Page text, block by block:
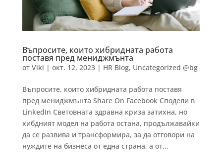
Въпросите, които хибридната работа
поставя пред мениджмънта
от Viki | окт. 12, 2023| HR Blog, Uncategorized @bg
Въпросите, които хибридната работа поставя
пред мениджмънта Share On Facebook Сподели в
LinkedIn Световната здравна криза затихна, но
хибдният модел на работа остана, продължавайки
да се развива и трансформира, за да отговори на
нуждите на бизнеса от една страна, а от...